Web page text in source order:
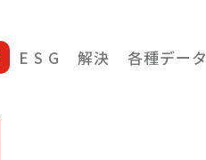
E S G 解決 各種デー